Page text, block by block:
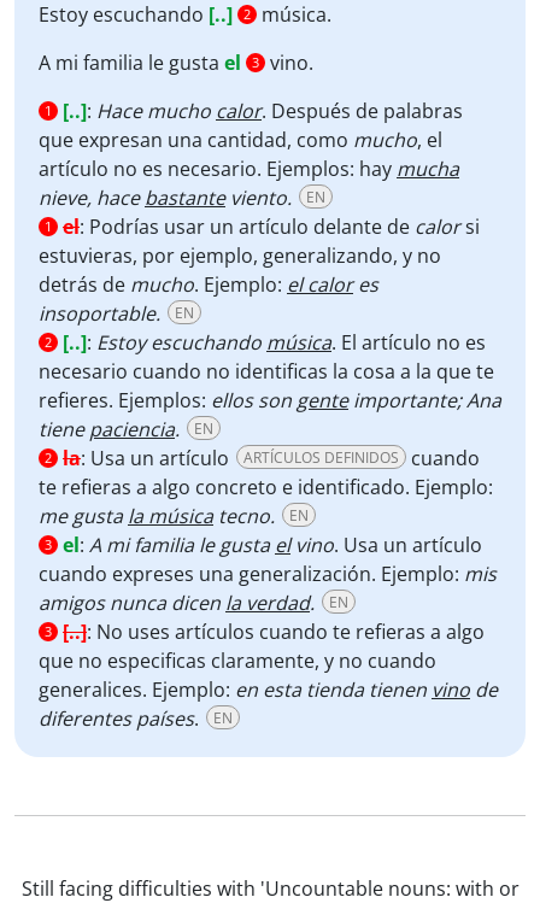
Estoy escuchando [..] 2
música.
A mi familia le gusta el 3 vino.
1 [..]: Hace mucho calor. Después de palabras
que expresan una cantidad, como mucho, el
artículo no es necesario. Ejemplos: hay mucha
nieve, hacebastanteviento. EN
1 el: Podrías usar un artículo delante de calorsi
estuvieras, por ejemplo, generalizando, y no
detrás de mucho. Ejemplo: el calores
insoportable.
EN
2 [..]: Estoy escuchando música. El artículo no es
necesario cuando no identificas la cosa a la que te
refieres. Ejemplos: ellos son genteimportante; Ana
tienepaciencia. EN
2 la: Usa un artículo ARTÍCULOS DEFINIDOS
cuando
te refieras a algo concreto e identificado. Ejemplo:
me gustala músicatecno. EN
3 el: A mi familia le gustaelvino. Usa un artículo
cuando expreses una generalización. Ejemplo: mis
amigos nunca dicen la verdad. EN
3 [..]: No uses artículos cuando te refieras a algo
que no especificas claramente, y no cuando
generalices. Ejemplo: en esta tienda tienen vino de
diferentes países. EN
Still facing difficulties with 'Uncountable nouns: with or